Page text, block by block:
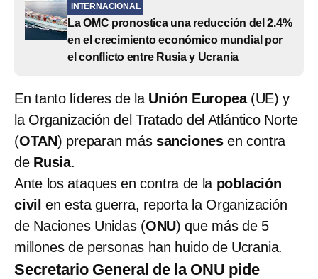
INTERNACIONAL
La OMC pronostica una reducción del 2.4%
en el crecimiento económico mundial por
el conflicto entre Rusia y Ucrania
En tanto líderes de la Unión Europea(UE) y
la Organización del Tratado del Atlántico Norte
(OTAN) preparan más sanciones en contra
de Rusia.
Ante los ataques en contra de la población
civilen esta guerra, reporta la Organización
de Naciones Unidas (ONU) que más de 5
millones de personas han huido de Ucrania.
Secretario General de la ONU pide